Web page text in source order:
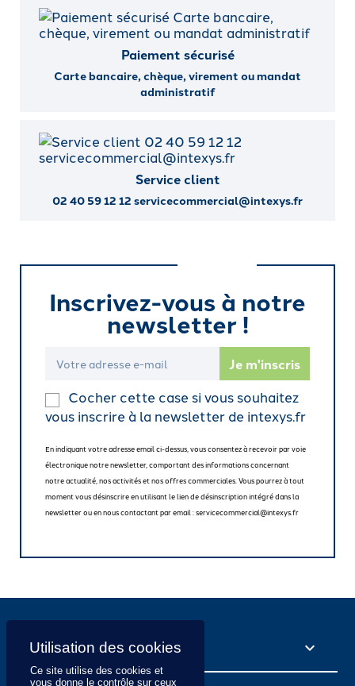
Paiement sécurisé
Carte bancaire, chèque, virement ou mandat
administratif
Service client
02 40 59 12 12 servicecommercial@intexys.fr
Inscrivez-vous à notre
newsletter !
Cocher cette case si vous souhaitez
vous inscrire à la newsletter de intexys.fr
En indiquant votre adresse email ci-dessus, vous consentez à recevoir par voie
électronique notre newsletter, comportant des informations concernant
notre actualité, nos activités et nos offres commerciales. Vous pourrez à tout
moment vous désinscrire en utilisant le lien de désinscription intégré dans la
newsletter ou en nous contactant par email : servicecommercial@intexys.fr
NOS SERVICES 
Ce site utilise des cookies et
vous donne le contrôle sur ceux